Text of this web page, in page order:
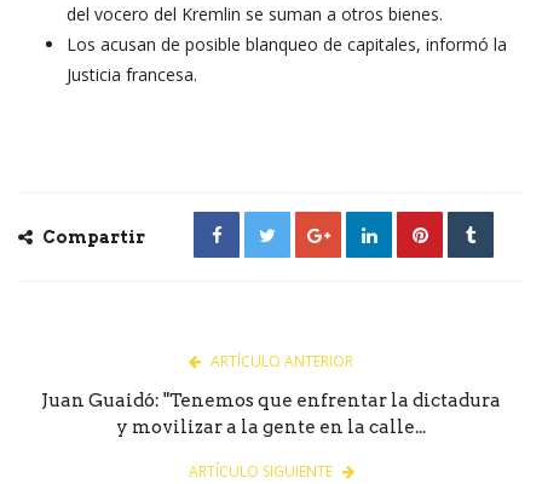
del vocero del Kremlin se suman a otros bienes.
Los acusan de posible blanqueo de capitales, informó la
Justicia francesa.
Compartir
ARTÍCULO ANTERIOR
Juan Guaidó: "Tenemos que enfrentar la dictadura
y movilizar a la gente en la calle...
ARTÍCULO SIGUIENTE